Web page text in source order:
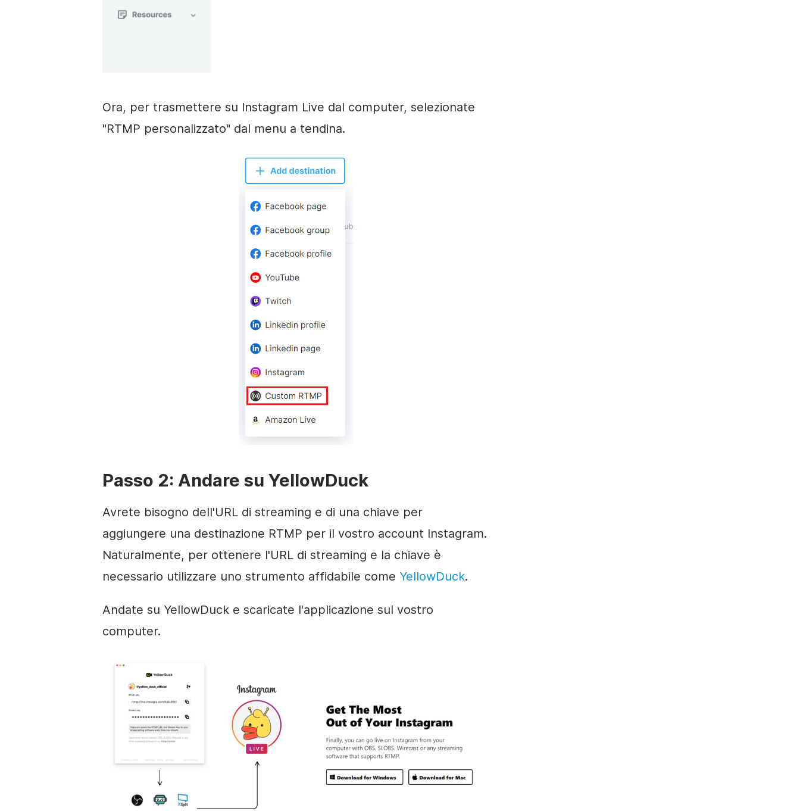
Ora, per trasmettere su Instagram Live dal computer, selezionate
"RTMP personalizzato" dal menu a tendina.
Passo 2: Andare su YellowDuck
Avrete bisogno dell'URL di streaming e di una chiave per
aggiungere una destinazione RTMP per il vostro account Instagram.
Naturalmente, per ottenere l'URL di streaming e la chiave è
necessario utilizzare uno strumento affidabile come YellowDuck.
Andate su YellowDuck e scaricate l'applicazione sul vostro
computer.